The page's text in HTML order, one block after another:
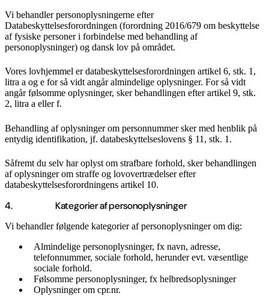
Vi behandler personoplysningerne efter
Databeskyttelsesforordningen (forordning 2016/679 om beskyttelse
af fysiske personer i forbindelse med behandling af
personoplysninger) og dansk lov på området.
Vores lovhjemmel er databeskyttelsesforordningen artikel 6, stk. 1,
litra a og e for så vidt angår almindelige oplysninger. For så vidt
angår følsomme oplysninger, sker behandlingen efter artikel 9, stk.
2, litra a eller f.
Behandling af oplysninger om personnummer sker med henblik på
entydig identifikation, jf. databeskyttelseslovens § 11, stk. 1.
Såfremt du selv har oplyst om strafbare forhold, sker behandlingen
af oplysninger om straffe og lovovertrædelser efter
databeskyttelsesforordningens artikel 10.
4. Kategorier af personoplysninger
Vi behandler følgende kategorier af personoplysninger om dig:
Almindelige personoplysninger, fx navn, adresse,
telefonnummer, sociale forhold, herunder evt. væsentlige
sociale forhold.
Følsomme personoplysninger, fx helbredsoplysninger
Oplysninger om cpr.nr.